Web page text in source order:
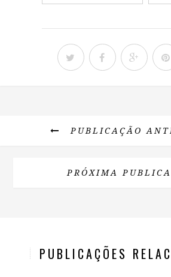
PUBLICAÇÃO
PRÓXIMA
PUBLICAÇÕES